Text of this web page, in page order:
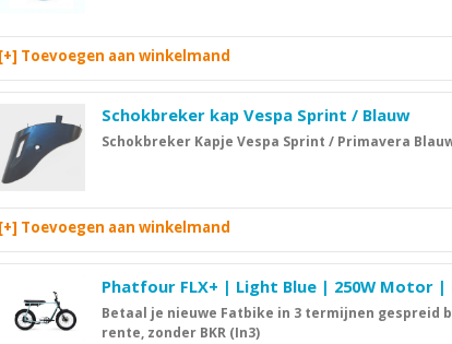
[+] Toevoegen aan winkelmand
Schokbreker kap Vespa Sprint / Blauw
Schokbreker Kapje Vespa Sprint / Primavera
[+] Toevoegen aan winkelmand
Phatfour FLX+ | Light Blue | 250W Motor |
Betaal je nieuwe Fatbike in 3 termijnen gespreid
rente, zonder BKR (In3)